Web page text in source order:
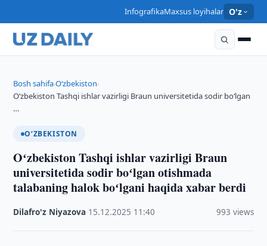
InfografikaMaxsus loyihalar O'z
Bosh sahifa›O‘zbekiston›
Oʻzbekiston Tashqi ishlar vazirligi Braun universitetida sodir boʻlgan
…
O‘ZBEKISTON
Oʻzbekiston Tashqi ishlar vazirligi Braun
universitetida sodir boʻlgan otishmada
talabaning halok boʻlgani haqida xabar berdi
Dilafro'z Niyazova 15.12.2025 11:40 993 views